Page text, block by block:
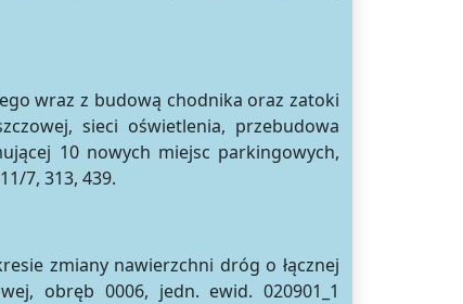
wraz z budową chodnika oraz zatoki
sieci oświetlenia, przebudowa
10 nowych miejsc parkingowych,
7, 313, 439.
zmiany nawierzchni dróg o łącznej
obręb 0006, jedn. ewid. 020901_1